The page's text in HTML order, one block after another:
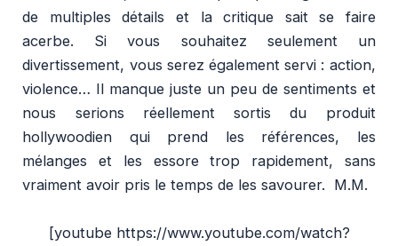
de multiples détails et la critique sait se faire
acerbe. Si vous souhaitez seulement un
divertissement, vous serez également servi : action,
violence… Il manque juste un peu de sentiments et
nous serions réellement sortis du produit
hollywoodien qui prend les références, les
mélanges et les essore trop rapidement, sans
vraiment avoir pris le temps de les savourer. M.M.
[youtube https://www.youtube.com/watch?